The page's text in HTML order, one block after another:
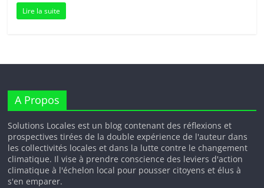
Lire la suite
A Propos
Solutions Locales est un blog contenant des réflexions et
prospectives tirées de la double expérience de l'auteur dans
les collectivités locales et dans la lutte contre le changement
climatique. Il vise à prendre conscience des leviers d'action
climatique à l'échelon local pour pousser citoyens et élus à
s'en emparer.